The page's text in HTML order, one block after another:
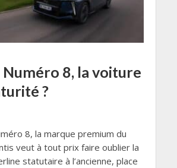
Numéro 8, la voiture
?
8, la marque premium du
veut à tout prix faire oublier la
statutaire à l’ancienne, place